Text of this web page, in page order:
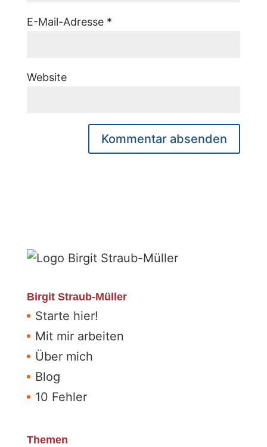
E-Mail-Adresse *
Website
Birgit Straub-Müller
Starte hier!
Mit mir arbeiten
Über mich
Blog
10 Fehler
Themen